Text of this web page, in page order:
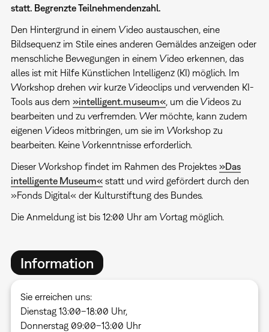
statt. Begrenzte Teilnehmendenzahl.
Den Hintergrund in einem Video austauschen, eine
Bildsequenz im Stile eines anderen Gemäldes anzeigen oder
menschliche Bewegungen in einem Video erkennen, das
alles ist mit Hilfe Künstlichen Intelligenz (KI) möglich. Im
Workshop drehen wir kurze Videoclips und verwenden KI-
Tools aus dem »intelligent.museum«, um die Videos zu
bearbeiten und zu verfremden. Wer möchte, kann zudem
eigenen Videos mitbringen, um sie im Workshop zu
bearbeiten. Keine Vorkenntnisse erforderlich.
Dieser Workshop findet im Rahmen des Projektes »Das
intelligente Museum«statt und wird gefördert durch den
»Fonds Digital« der Kulturstiftung des Bundes.
Die Anmeldung ist bis 12:00 Uhr am Vortag möglich.
Information
Sie erreichen uns:
Dienstag 13:00–18:00 Uhr,
Donnerstag 09:00–13:00 Uhr